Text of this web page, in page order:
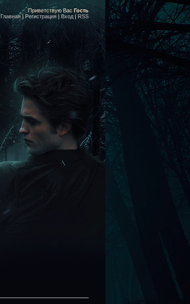
Приветствую Вас Гость
Главная|Регистрация | Вход | RSS